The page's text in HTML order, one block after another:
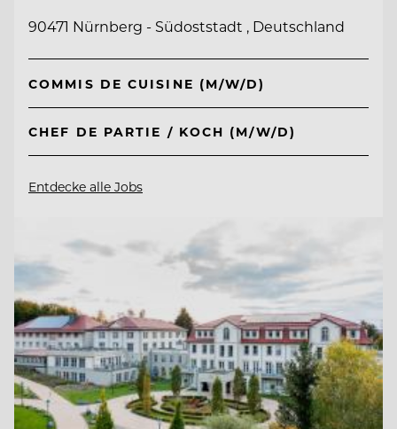
90471 Nürnberg - Südoststadt , Deutschland
COMMIS DE CUISINE (M/W/D)
CHEF DE PARTIE / KOCH (M/W/D)
Entdecke alle Jobs